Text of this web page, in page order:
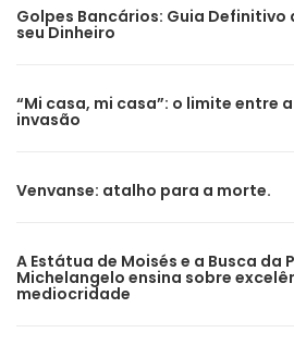
Golpes Bancários: Guia Definitivo
seu Dinheiro
“Mi casa, mi casa”: o limite entre
invasão
Venvanse: atalho para a morte.
A Estátua de Moisés e a Busca da
Michelangelo ensina sobre
mediocridade